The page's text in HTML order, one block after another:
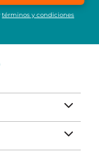
términos y condiciones